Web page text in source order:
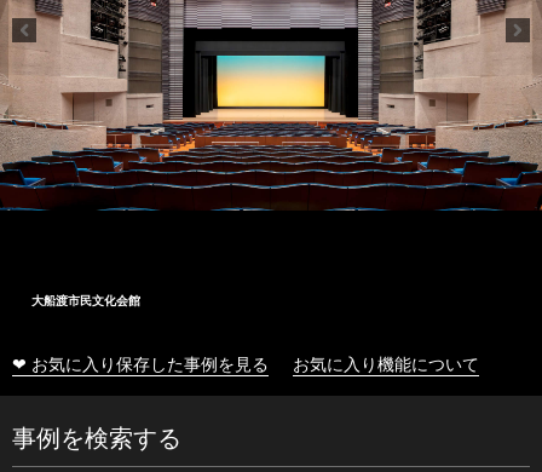
大船渡市民文化会館
❤ お気に入り保存した事例を見る お気に入り機能について
事例を検索する